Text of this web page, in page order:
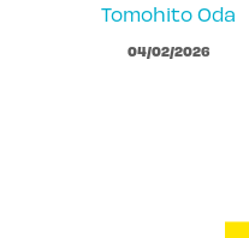
Tomohito Oda
04/02/2026